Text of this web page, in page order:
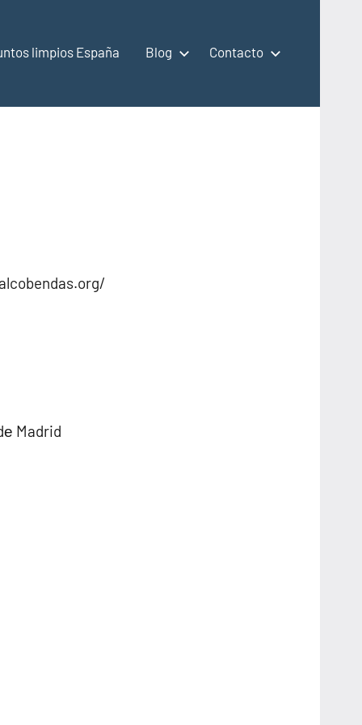
limpios España Blog Contacto
Madrid